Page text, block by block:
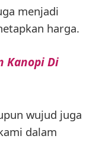
menjadi
harga.
Kanopi Di
wujud juga
dalam